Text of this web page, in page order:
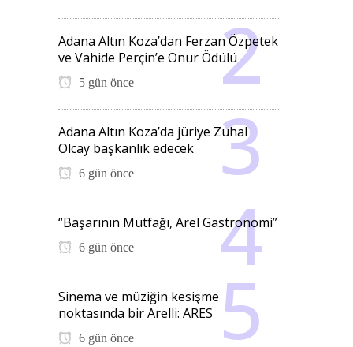
Adana Altın Koza’dan Ferzan Özpetek
ve Vahide Perçin’e Onur Ödülü
5 gün önce
Adana Altın Koza’da jüriye Zuhal
Olcay başkanlık edecek
6 gün önce
“Başarının Mutfağı, Arel Gastronomi”
6 gün önce
Sinema ve müziğin kesişme
noktasında bir Arelli: ARES
6 gün önce